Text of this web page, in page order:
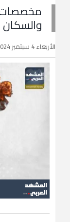
مخصصات
الأربعاء 4 سبتمبر 2024 22:07:54